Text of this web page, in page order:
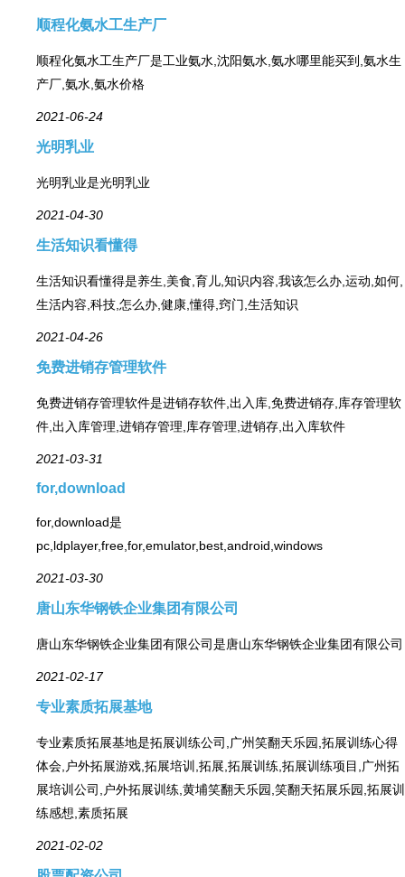
顺程化氨水工生产厂
顺程化氨水工生产厂是工业氨水,沈阳氨水,氨水哪里能买到,氨水生
产厂,氨水,氨水价格
2021-06-24
光明乳业
光明乳业是光明乳业
2021-04-30
生活知识看懂得
生活知识看懂得是养生,美食,育儿,知识内容,我该怎么办,运动,如何,
生活内容,科技,怎么办,健康,懂得,窍门,生活知识
2021-04-26
免费进销存管理软件
免费进销存管理软件是进销存软件,出入库,免费进销存,库存管理软
件,出入库管理,进销存管理,库存管理,进销存,出入库软件
2021-03-31
for,download
for,download是
pc,ldplayer,free,for,emulator,best,android,windows
2021-03-30
唐山东华钢铁企业集团有限公司
唐山东华钢铁企业集团有限公司是唐山东华钢铁企业集团有限公司
2021-02-17
专业素质拓展基地
专业素质拓展基地是拓展训练公司,广州笑翻天乐园,拓展训练心得
体会,户外拓展游戏,拓展培训,拓展,拓展训练,拓展训练项目,广州拓
展培训公司,户外拓展训练,黄埔笑翻天乐园,笑翻天拓展乐园,拓展训
练感想,素质拓展
2021-02-02